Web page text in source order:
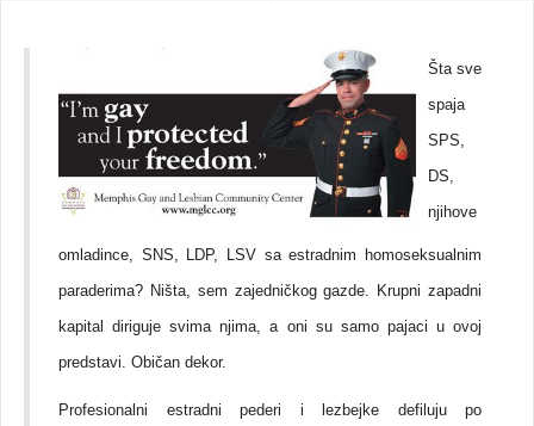
Šta sve
spaja
SPS,
DS,
njihove
omladince, SNS, LDP, LSV sa estradnim homoseksualnim
paraderima? Ništa, sem zajedničkog gazde. Krupni zapadni
kapital diriguje svima njima, a oni su samo pajaci u ovoj
predstavi. Običan dekor.
Profesionalni estradni pederi i lezbejke defiluju po